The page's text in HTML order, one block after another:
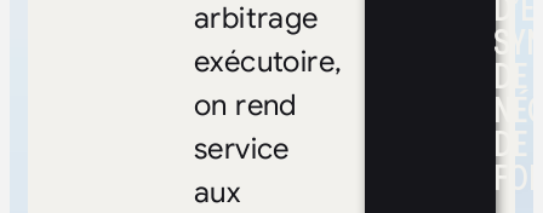
DE
DE
FOI
arbitrage
exécutoire,
on rend
service
aux